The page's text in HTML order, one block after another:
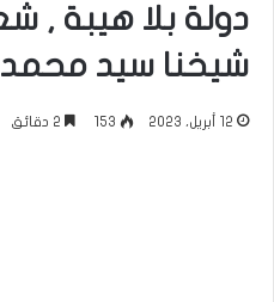
دولة بلا هيبة ,
شيخنا سيد محمد
12 أبريل، 2023 153